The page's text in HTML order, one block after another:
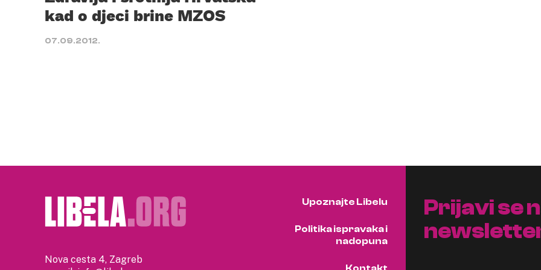
kad o djeci brine MZOS
07.09.2012.
Nova cesta 4, Zagreb
Upoznajte Libelu
Politika ispravaka i
nadopuna
Prijavi se